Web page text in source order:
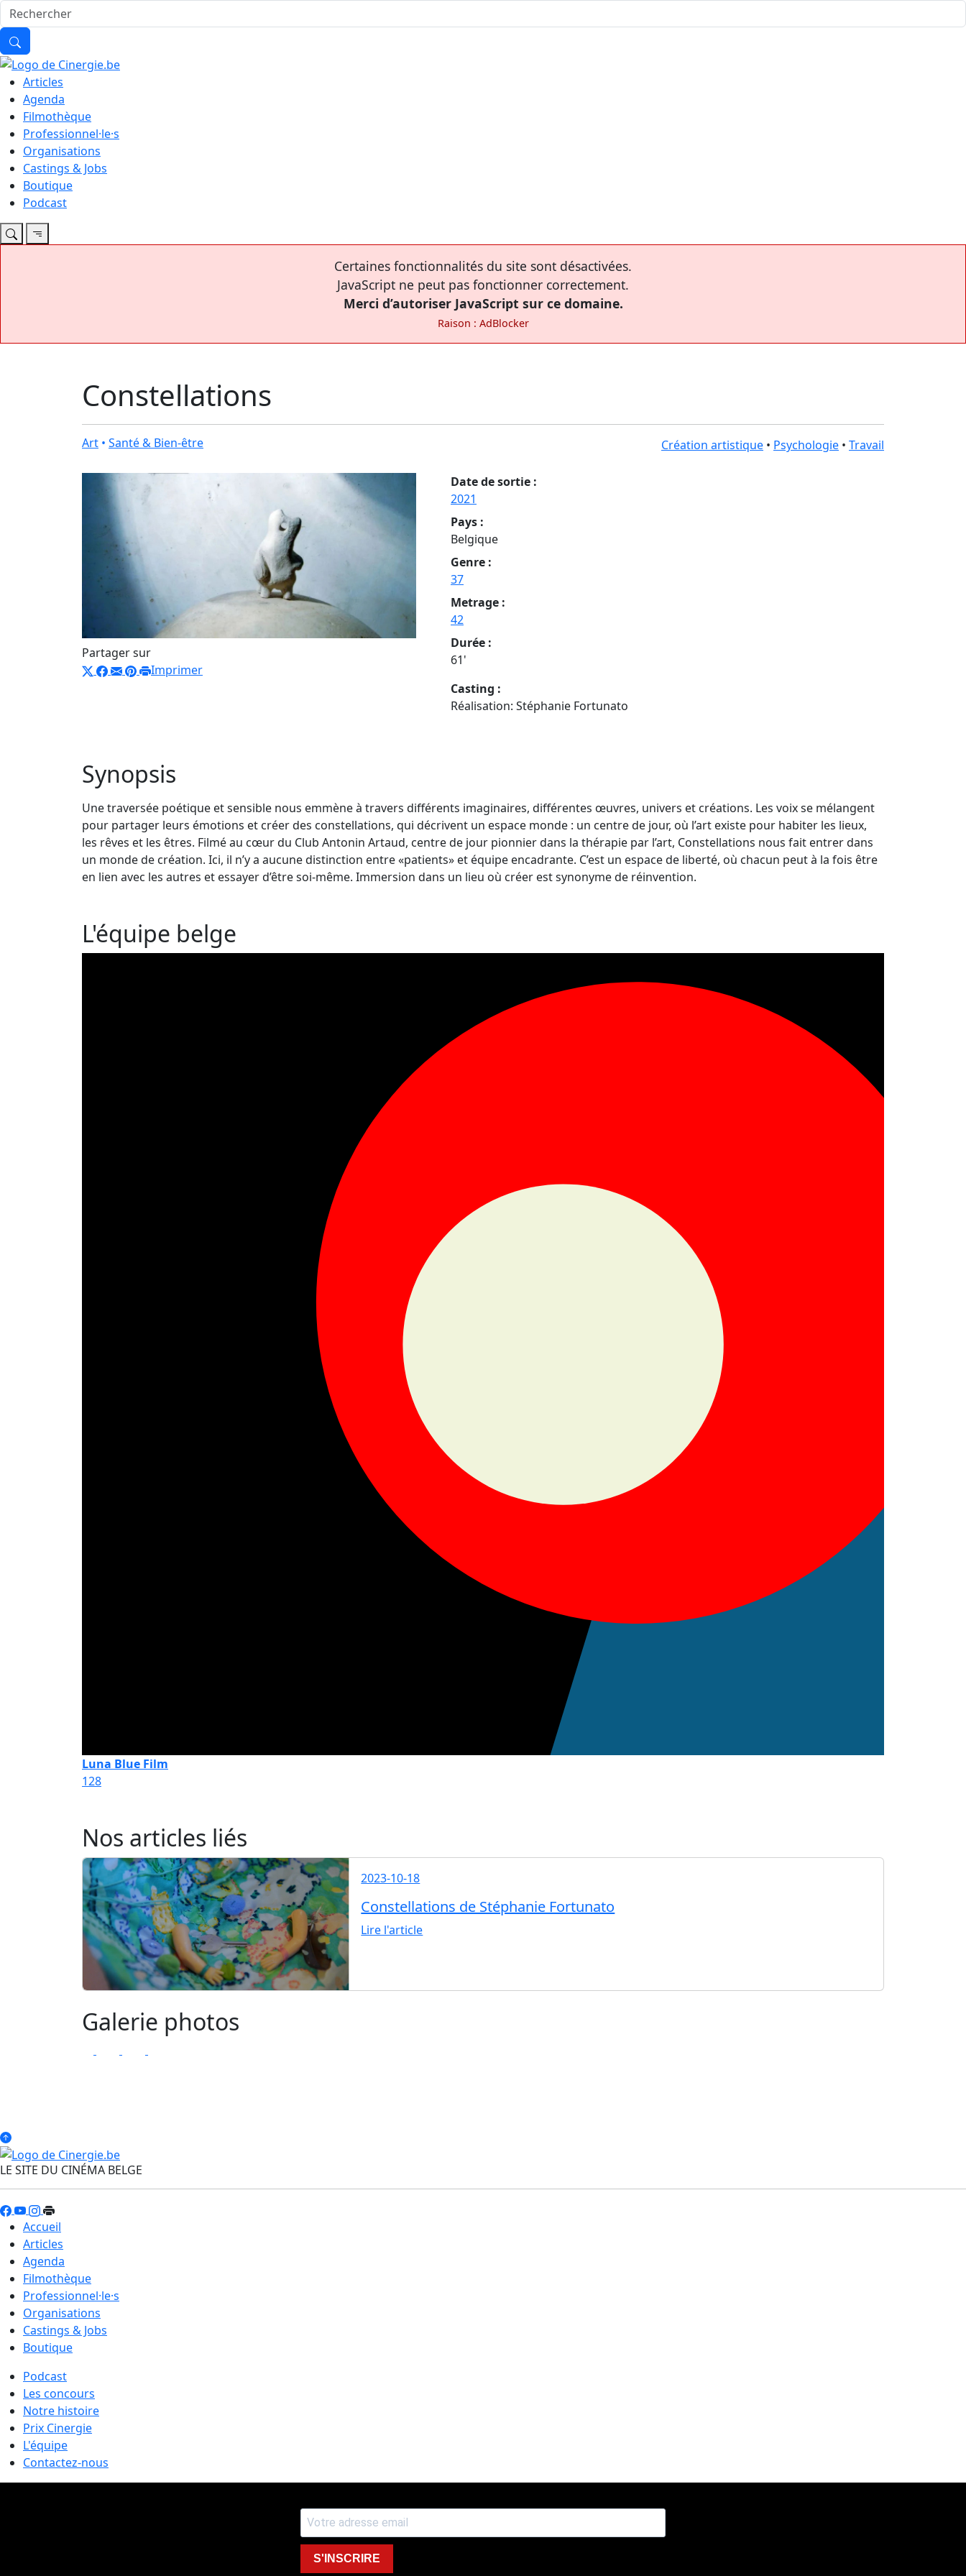
Articles
Agenda
Filmothèque
Professionnel·le·s
Organisations
Castings & Jobs
Boutique
Podcast
Certaines fonctionnalités du site sont désactivées.
JavaScript ne peut pas fonctionner correctement.
Merci d’autoriser JavaScript sur ce domaine.
Raison : AdBlocker
Constellations
Art • Santé & Bien-être Création artistique • Psychologie • Travail
Partager sur
Imprimer
Date de sortie :
2021
Pays :
Belgique
Genre :
37
Metrage :
42
Durée :
61'
Casting :
Réalisation: Stéphanie Fortunato
Synopsis
Une traversée poétique et sensible nous emmène à travers différents imaginaires, différentes œuvres, univers et créations. Les voix se mélangent
pour partager leurs émotions et créer des constellations, qui décrivent un espace monde : un centre de jour, où l’art existe pour habiter les lieux,
les rêves et les êtres. Filmé au cœur du Club Antonin Artaud, centre de jour pionnier dans la thérapie par l’art, Constellations nous fait entrer dans
un monde de création. Ici, il n’y a aucune distinction entre «patients» et équipe encadrante. C’est un espace de liberté, où chacun peut à la fois être
en lien avec les autres et essayer d’être soi-même. Immersion dans un lieu où créer est synonyme de réinvention.
L'équipe belge
Luna Blue Film
128
Nos articles liés
2023-10-18
Constellations de Stéphanie Fortunato
Lire l'article
Galerie photos
LE SITE DU CINÉMA BELGE
Accueil
Articles
Agenda
Filmothèque
Professionnel·le·s
Organisations
Castings & Jobs
Boutique
Podcast
Les concours
Notre histoire
Prix Cinergie
L'équipe
Contactez-nous
S'INSCRIRE